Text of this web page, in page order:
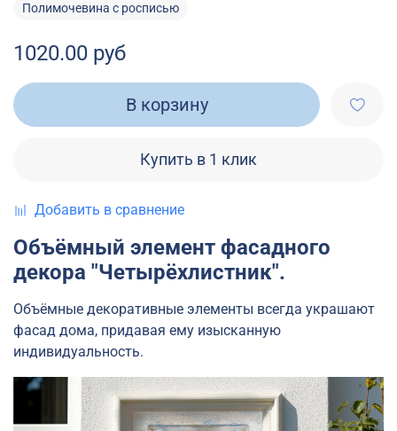
Полимочевина с росписью
1020.00 руб
В корзину
Купить в 1 клик
Добавить в сравнение
Объёмный элемент фасадного
декора "Четырёхлистник".
Объёмные декоративные элементы всегда украшают
фасад дома, придавая ему изысканную
индивидуальность.